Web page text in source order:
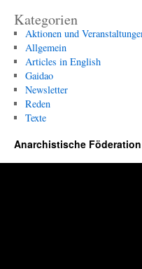
Kategorien
Aktionen und
Allgemein
Articles in English
Gaidao
Newsletter
Reden
Texte
Anarchistische Föderation